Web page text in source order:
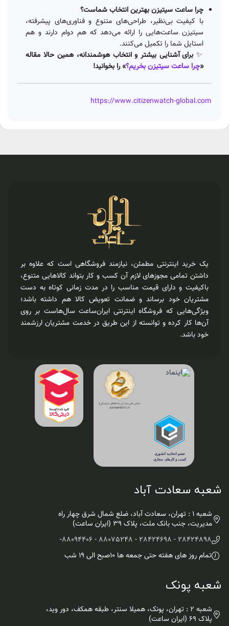
چرا ساعت سیتیزن بهترین انتخاب شماست؟
با کیفیت بی‌نظیر، طراحی‌های متنوع و فناوری‌های پیشرفته،
سیتیزن ساعت‌هایی را ارائه می‌دهد که هم دوام دارند و هم
استایل شما را تکمیل می‌کنند.
✨ برای آشنایی بیشتر و انتخاب هوشمندانه، همین حالا مقاله
«چرا ساعت سیتیزن بخریم؟» را بخوانید!
https://www.citizenwatch-global.com
یک خرید اینترنتی مطمئن، نیازمند فروشگاهی است که علاوه بر
داشتن تمامی مجوزهای لازم آن کسب و کار بتواند کالاهایی متنوع،
باکیفیت و دارای قیمت مناسب را در مدت زمانی کوتاه به دست
مشتریان خود برساند و ضمانت تعویض کالا هم داشته باشد؛
ویژگی‌هایی که فروشگاه اینترنتی ایران‌ساعت سال‌هاست بر روی
آن‌ها کار کرده و توانسته از این طریق در خدمت مشتریان ارزشمند
خود باشد.
شعبه سعادت آباد
شعبه 1 : تهران، سعادت آباد، ضلع شمال شرق چهار راه
مدیریت، جنب بانک ملت، پلاک ۳۹ (ایران ساعت)
28424898 - 28424698 - 88075248 - 88094406
-
تمام روز های هفته حتی جمعه ها ۱۰صبح الی ۱۹ شب
شعبه پونک
شعبه 2 : تهران، پونک، همیلا سنتر، طبقه همکف، دور وید،
پلاک 69 (ایران ساعت)